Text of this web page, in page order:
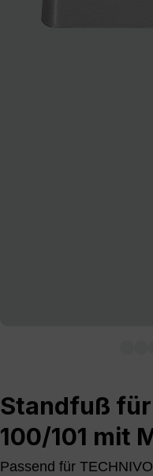
Standfuß für
100/101 mit
Passend für